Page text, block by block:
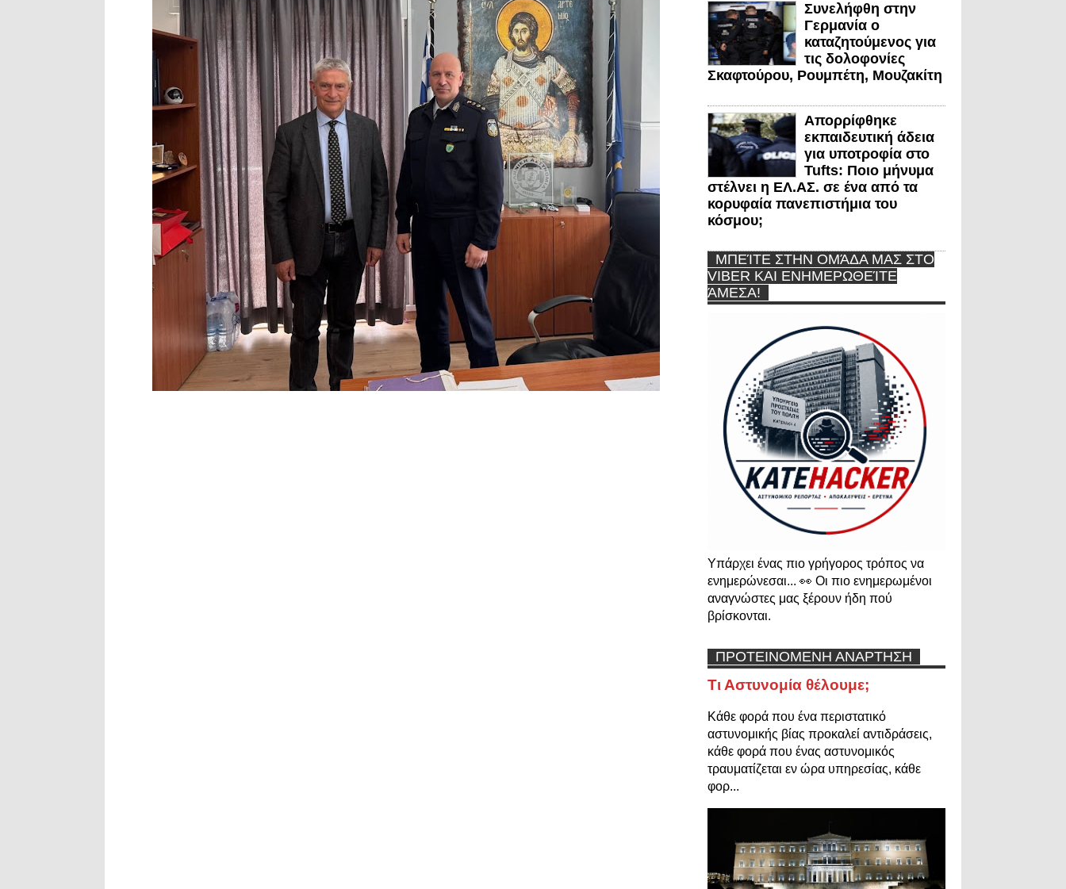
Συνελήφθη στην
Γερμανία ο
καταζητούμενος για
τις δολοφονίες
Σκαφτούρου, Ρουμπέτη, Μουζακίτη
Απορρίφθηκε
εκπαιδευτική άδεια
για υποτροφία στο
Tufts: Ποιο μήνυμα
στέλνει η ΕΛ.ΑΣ. σε ένα από τα
κορυφαία πανεπιστήμια του
κόσμου;
ΜΠΕΊΤΕ ΣΤΗΝ ΟΜΆΔΑ ΜΑΣ ΣΤΟ
VIBER ΚΑΙ ΕΝΗΜΕΡΩΘΕΊΤΕ
ΆΜΕΣΑ!
Υπάρχει ένας πιο γρήγορος τρόπος να
ενημερώνεσαι... 👀 Οι πιο ενημερωμένοι
αναγνώστες μας ξέρουν ήδη πού
βρίσκονται.
ΠΡΟΤΕΙΝΟΜΕΝΗ ΑΝΑΡΤΗΣΗ
Τι Αστυνομία θέλουμε;
Κάθε φορά που ένα περιστατικό
αστυνομικής βίας προκαλεί αντιδράσεις,
κάθε φορά που ένας αστυνομικός
τραυματίζεται εν ώρα υπηρεσίας, κάθε
φορ...